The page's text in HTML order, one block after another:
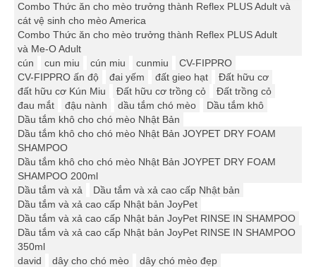
Combo Thức ăn cho mèo trưởng thành Reflex PLUS Adult và
cát vệ sinh cho mèo America
Combo Thức ăn cho mèo trưởng thành Reflex PLUS Adult
và Me-O Adult
cún
cun miu cún miu cunmiu
CV-FIPPRO
CV-FIPPRO ấn độ
đai yếm đất gieo hạt
Đất hữu cơ
đất hữu cơ Kún Miu
Đất hữu cơ trồng cỏ
Đất trồng cỏ
đau mắt
đậu nành dầu tắm chó mèo
Dầu tắm khô
Dầu tắm khô cho chó mèo Nhật Bản
Dầu tắm khô cho chó mèo Nhật Bản JOYPET DRY FOAM
SHAMPOO
Dầu tắm khô cho chó mèo Nhật Bản JOYPET DRY FOAM
SHAMPOO 200ml
Dầu tắm và xả
Dầu tắm và xả cao cấp Nhật bản
Dầu tắm và xả cao cấp Nhật bản JoyPet
Dầu tắm và xả cao cấp Nhật bản JoyPet RINSE IN SHAMPOO
Dầu tắm và xả cao cấp Nhật bản JoyPet RINSE IN SHAMPOO
350ml
david
dây cho chó mèo
dây chó mèo đẹp